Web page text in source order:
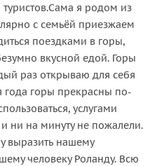
туристов.Сама я родом из
с семьёй приезжаем
поездками в горы,
вкусной едой. Горы
раз открываю для себя
года горы прекрасны по-
услугами
ни на минуту не пожалели.
выразить нашему
человеку Роланду. Всю